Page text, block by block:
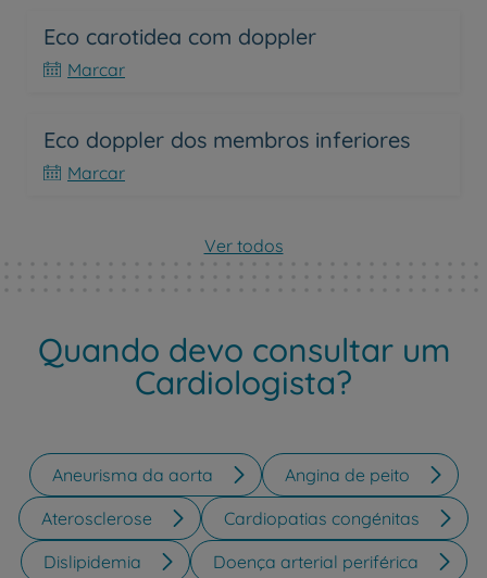
Eco carotidea com doppler
Marcar
Eco doppler dos membros inferiores
Marcar
Ver todos
Quando devo consultar um
Cardiologista?
Aneurisma da aorta
Angina de peito
Aterosclerose
Cardiopatias congénitas
Dislipidemia
Doença arterial periférica